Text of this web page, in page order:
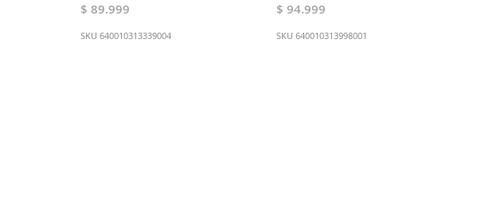
$ 89.999
SKU 640010313339004
$ 94.999
SKU 640010313998001